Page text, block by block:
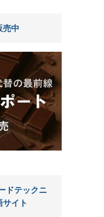
売中
ドテックニ
サイト